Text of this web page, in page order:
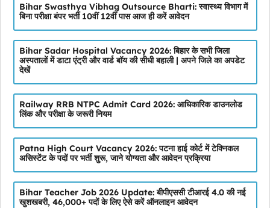
Bihar Swasthya Vibhag Outsource Bharti: स्वास्थ्य विभाग में
बिना परीक्षा बंपर भर्ती 10वीं 12वीं पास आज ही करें आवेदन
Bihar Sadar Hospital Vacancy 2026: बिहार के सभी जिला
अस्पतालों में डाटा एंट्री और वार्ड बॉय की सीधी बहाली | अपने जिले का अपडेट
देखें
Railway RRB NTPC Admit Card 2026: आधिकारिक डाउनलोड
लिंक और परीक्षा के जरूरी नियम
Patna High Court Vacancy 2026: पटना हाई कोर्ट में टेक्निकल
असिस्टेंट के पदों पर भर्ती शुरू, जाने योग्यता और आवेदन प्रक्रिया
Bihar Teacher Job 2026 Update: बीपीएससी टीआरई 4.0 की नई
खुशखबरी, 46,000+ पदों के लिए ऐसे करें ऑनलाइन आवेदन